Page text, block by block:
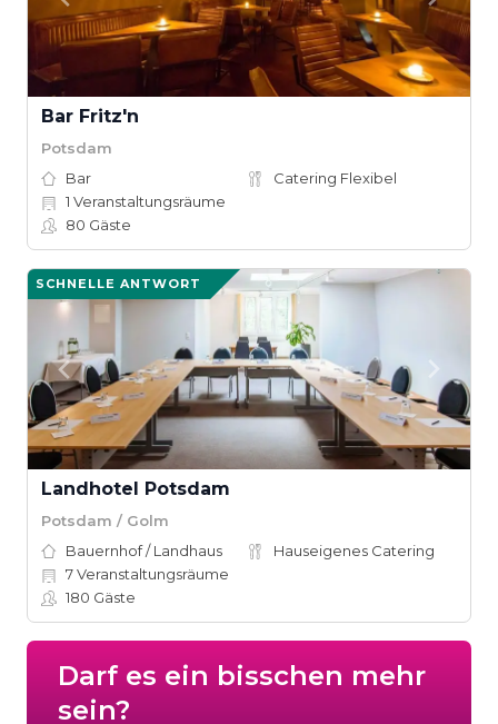
Bar Fritz'n
Potsdam
Bar
Catering Flexibel
1 Veranstaltungsräume
80 Gäste
SCHNELLE ANTWORT
Landhotel Potsdam
Potsdam / Golm
Bauernhof / Landhaus
Hauseigenes Catering
7Veranstaltungsräume
180 Gäste
Darf es ein bisschen mehr
sein?